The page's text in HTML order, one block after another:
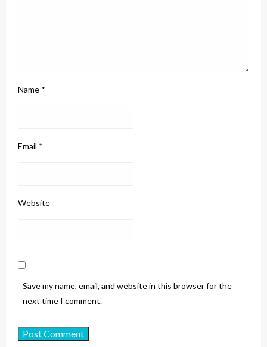
Name *
Email *
Website
Save my name, email, and website in this browser for the
next time I comment.